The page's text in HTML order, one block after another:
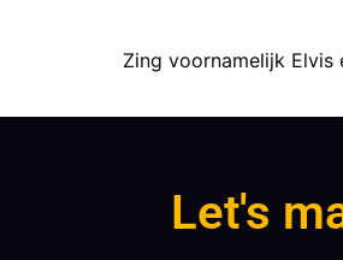
Zing voornamelijk Elvis
Let's